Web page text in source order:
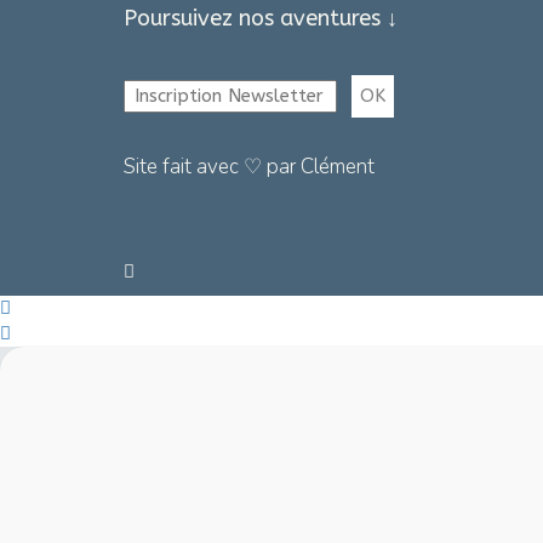
Poursuivez nos aventures ↓
Site fait avec ♡ par Clément